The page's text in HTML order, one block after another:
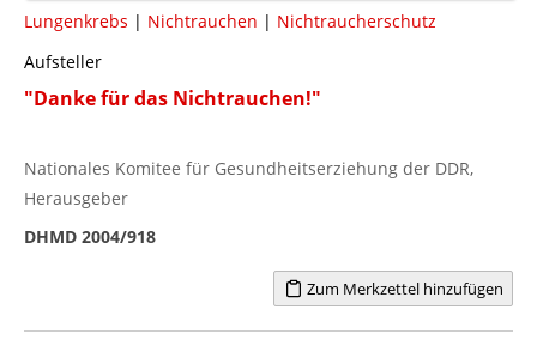
Lungenkrebs | Nichtrauchen | Nichtraucherschutz
Aufsteller
"Danke für das Nichtrauchen!"
Nationales Komitee für Gesundheitserziehung der DDR,
Herausgeber
DHMD 2004/918
Zum Merkzettel hinzufügen